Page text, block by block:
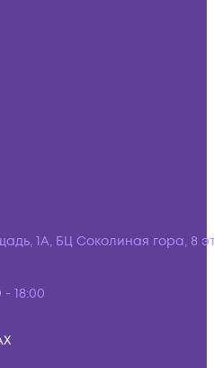
1А, БЦ Соколиная гора, 8
- 18:00